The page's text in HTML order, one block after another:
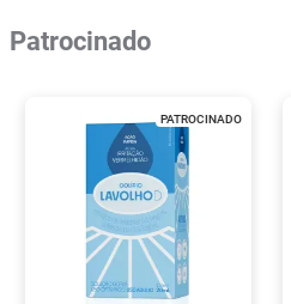
Patrocinado
PATROCINADO